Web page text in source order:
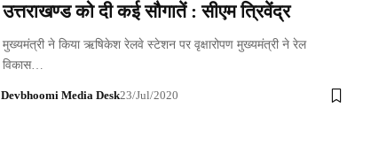
उत्तराखण्ड को दी कई सौगातें : सीएम त्रिवेंद्र
मुख्यमंत्री ने किया ऋषिकेश रेलवे स्टेशन पर वृक्षारोपण मुख्यमंत्री ने रेल
विकास…
Devbhoomi Media Desk23/Jul/2020